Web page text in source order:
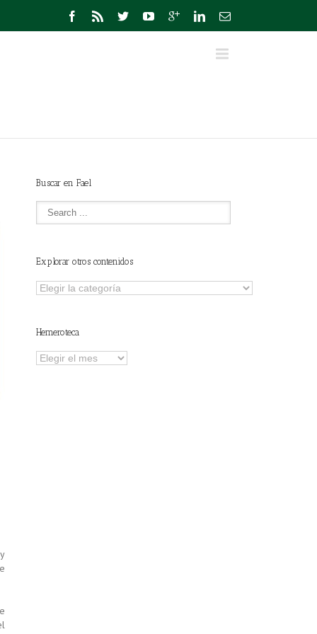
Buscar en Fael
Explorar otros contenidos
Explorar
Hemeroteca
Hemeroteca